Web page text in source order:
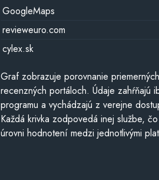
GoogleMaps
revieweuro.com
cylex.sk
Graf zobrazuje porovnanie
recenzných portáloch. Údaje zahŕňajú
programu a vychádzajú z verejne
Každá krivka zodpovedá inej službe,
úrovni hodnotení medzi jednotlivými